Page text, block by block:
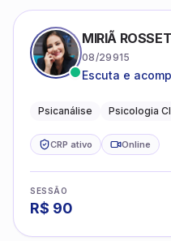
MIRIÃ
08/29915
Escuta e
Psicanálise Psicologia
CRP ativo Online
SESSÃO
R$ 90